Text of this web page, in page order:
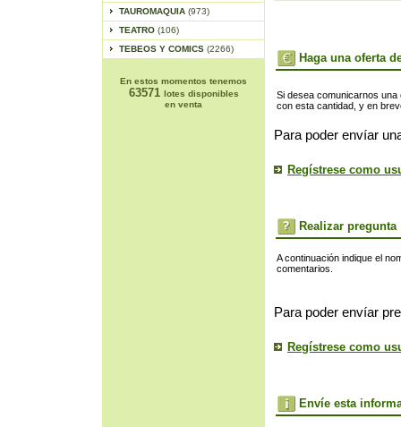
TAUROMAQUIA (973)
TEATRO (106)
TEBEOS Y COMICS (2266)
En estos momentos tenemos
63571 lotes disponibles
en venta
Haga una oferta
Si desea comunicarnos
con esta cantidad, y en
Para poder envíar
Regístrese como
Realizar pregunta
A continuación indique el
comentarios.
Para poder envíar
Regístrese como
Envíe esta